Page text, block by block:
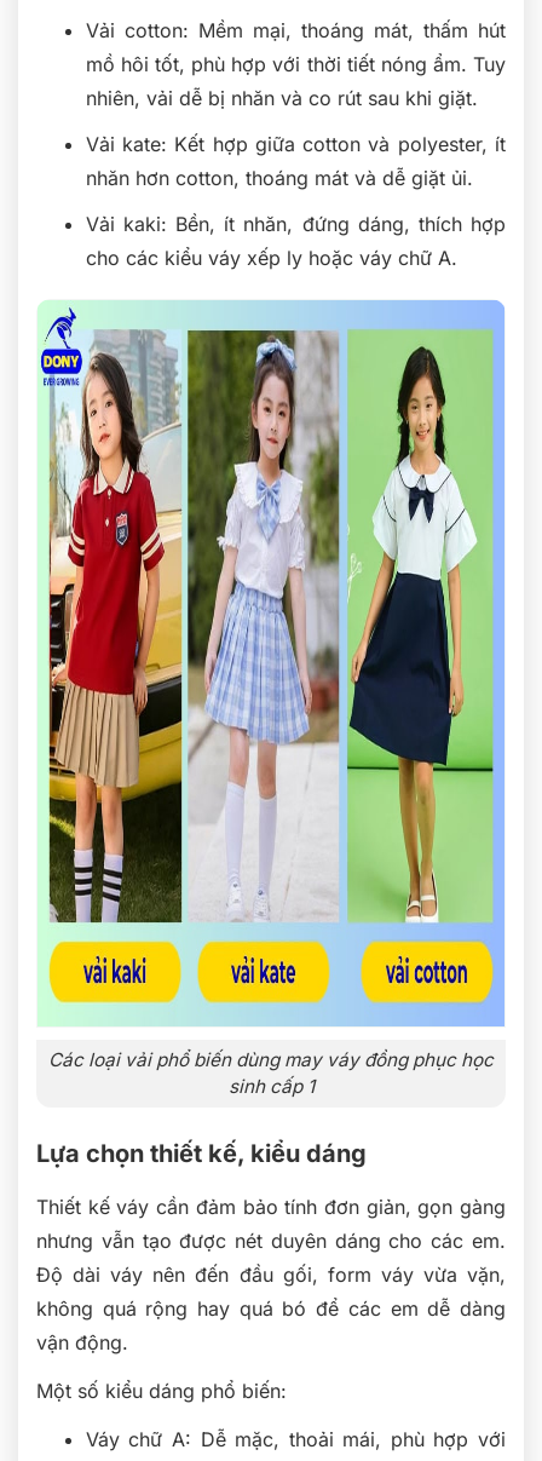
Vải cotton: Mềm mại, thoáng mát, thấm hút
mồ hôi tốt, phù hợp với thời tiết nóng ẩm. Tuy
nhiên, vải dễ bị nhăn và co rút sau khi giặt.
Vải kate: Kết hợp giữa cotton và polyester, ít
nhăn hơn cotton, thoáng mát và dễ giặt ủi.
Vải kaki: Bền, ít nhăn, đứng dáng, thích hợp
cho các kiểu váy xếp ly hoặc váy chữ A.
Các loại vải phổ biến dùng may váy đồng phục học
sinh cấp 1
Lựa chọn thiết kế, kiểu dáng
Thiết kế váy cần đảm bảo tính đơn giản, gọn gàng
nhưng vẫn tạo được nét duyên dáng cho các em.
Độ dài váy nên đến đầu gối, form váy vừa vặn,
không quá rộng hay quá bó để các em dễ dàng
vận động.
Một số kiểu dáng phổ biến:
Váy chữ A: Dễ mặc, thoải mái, phù hợp với